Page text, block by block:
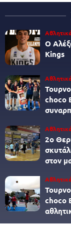
Ο
Kings
choco
2ο
στον
choco